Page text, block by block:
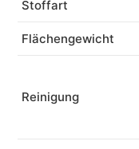
Stoffart
Flächengewicht
Reinigung